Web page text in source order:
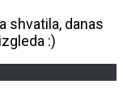
shvatila, danas
:)